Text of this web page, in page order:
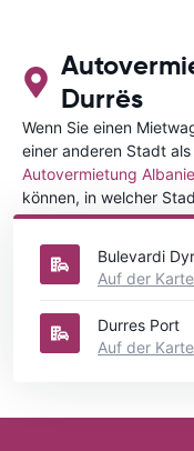
Durrës
Wenn Sie einen
einer anderen Stadt
Autovermietung
können, in welcher
wollen.
Bulevardi
Auf der
Durres Port
Auf der